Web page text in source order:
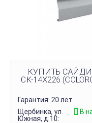
КУПИТЬ
СК-14Х226
Гарантия: 20 лет
Щербинка, ул.
Южная, д.10:
В